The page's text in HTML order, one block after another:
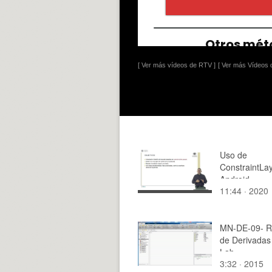
[ Ver más vídeos de RTV ] [ Ver más Vídeos
Uso de
Android
11:44 · 2020
MN-DE-09-
de
Lab
3:32 · 2015